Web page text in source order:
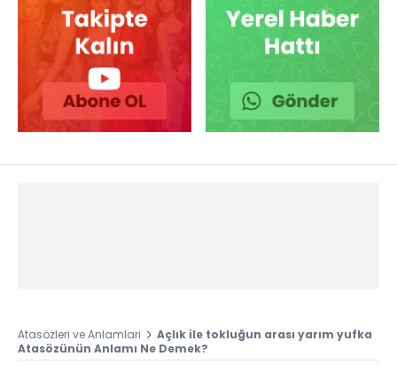
Atasözleri ve Anlamlari
Açlık ile tokluğun arası yarım yufka
Atasözünün Anlamı Ne Demek?